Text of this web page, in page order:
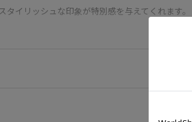
イリッシュな印象が特別感を与えてくれます。